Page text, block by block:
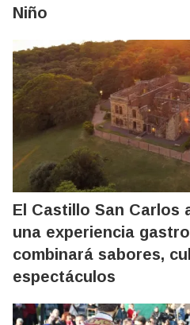
Niño
El Castillo San Carlos
una experiencia
combinará sabores,
espectáculos